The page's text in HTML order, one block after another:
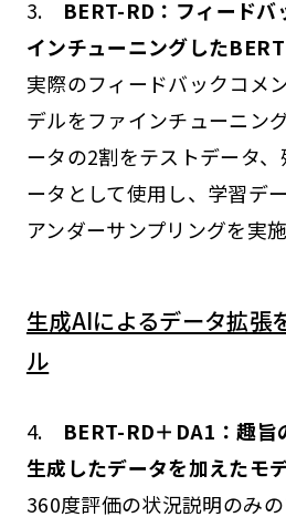
3. BERT-RD：フィードバ
インチューニングした
実際のフィードバックコメ
デルをファインチューニン
ータの2割をテストデータ
ータとして使用し、学習デ
アンダーサンプリングを実施
生成AIによるデータ拡張
ル
4. BERT-RD＋DA1：趣旨
生成したデータを加えたモ
360度評価の状況説明のみ